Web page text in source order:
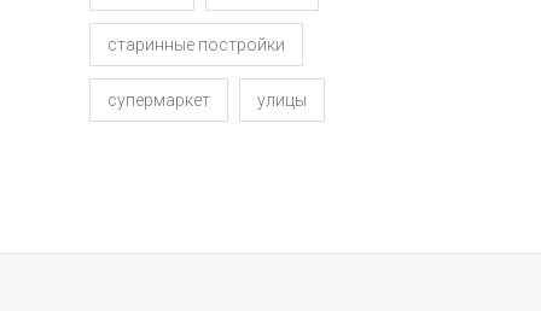
старинные постройки
супермаркет улицы